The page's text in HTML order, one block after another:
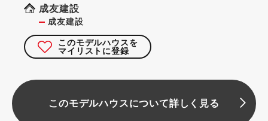
成友建設
成友建設
このモデルハウスを
マイリストに登録
このモデルハウスについて詳しく見る